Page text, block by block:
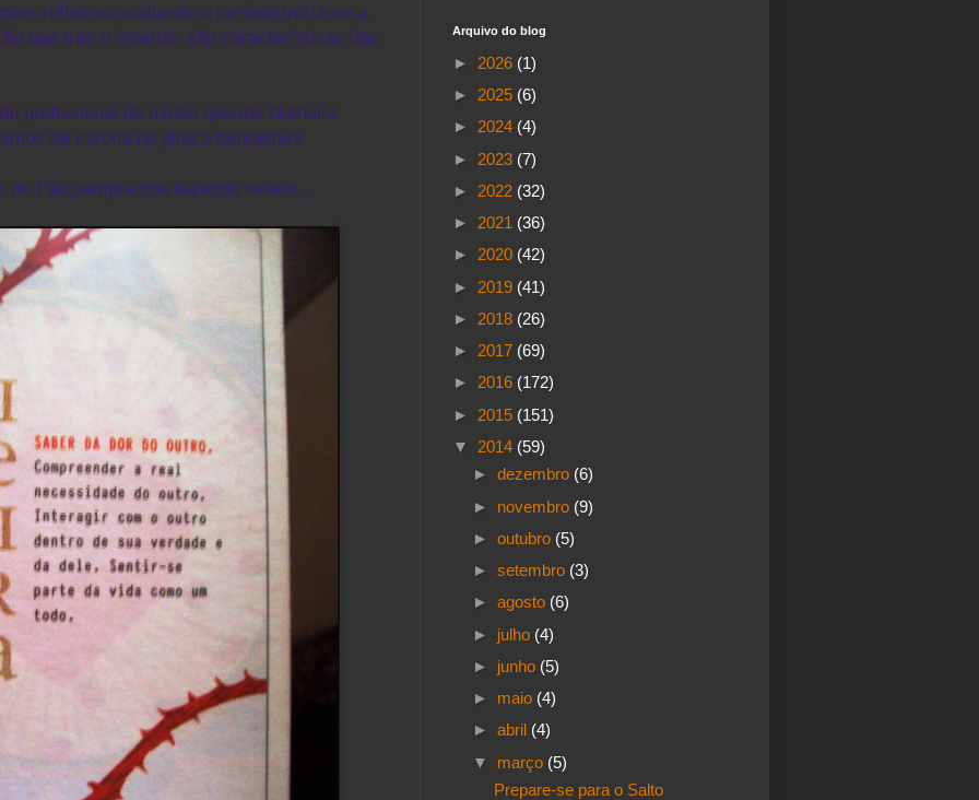
reflexivo,avaliando o período,inicia-se a
que traz o inverno, são características das
profissional da minha querida Nathalia
de carona no pitaco também!rs
do Pão,sempre nos fazendo refletir...
Arquivo do blog
► 2026 (1)
► 2025 (6)
► 2024 (4)
► 2023 (7)
► 2022 (32)
► 2021 (36)
► 2020 (42)
► 2019 (41)
► 2018 (26)
► 2017 (69)
► 2016 (172)
► 2015 (151)
▼ 2014 (59)
► dezembro (6)
► novembro (9)
► outubro (5)
► setembro (3)
► agosto (6)
► julho (4)
► junho (5)
► maio (4)
► abril (4)
▼ março (5)
Prepare-se para o Salto